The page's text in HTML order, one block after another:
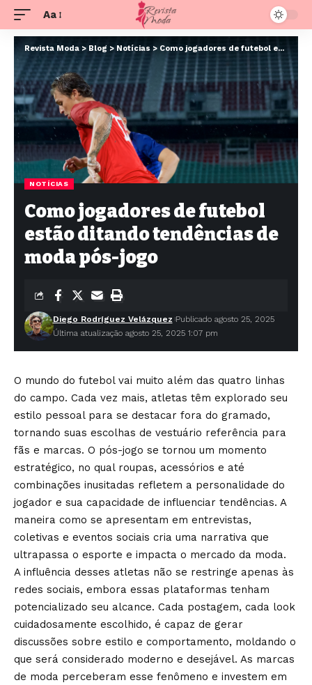
Aa
Revista Moda > Blog > Notícias > Como jogadores de futebol estão ditando tendências de moda pós-jogo
NOTÍCIAS
Como jogadores de futebol
estão ditando tendências de
moda pós-jogo
Última atualização agosto 25, 2025 1:07 pm
Diego Rodríguez Velázquez Publicado agosto 25, 2025
O mundo do futebol vai muito além das quatro linhas
do campo. Cada vez mais, atletas têm explorado seu
estilo pessoal para se destacar fora do gramado,
tornando suas escolhas de vestuário referência para
fãs e marcas. O pós-jogo se tornou um momento
estratégico, no qual roupas, acessórios e até
combinações inusitadas refletem a personalidade do
jogador e sua capacidade de influenciar tendências. A
maneira como se apresentam em entrevistas,
coletivas e eventos sociais cria uma narrativa que
ultrapassa o esporte e impacta o mercado da moda.
A influência desses atletas não se restringe apenas às
redes sociais, embora essas plataformas tenham
potencializado seu alcance. Cada postagem, cada look
cuidadosamente escolhido, é capaz de gerar
discussões sobre estilo e comportamento, moldando o
que será considerado moderno e desejável. As marcas
de moda perceberam esse fenômeno e investem em